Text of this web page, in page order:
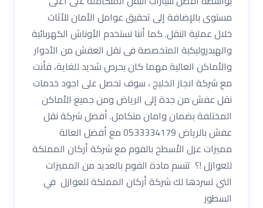
مستوى بالإضافة إلى تحقيق عوامل الأمان للأثاث
خلال عملية النقل. كما أننا نستخدم الأوناش الكهربائية
والهيدروليكية المتخصصة فى نقل العفش من الأدوار
والأماكن العالية مهما كان بحرص شديد للغاية، فأنت
مع شركة انجاز الخليج ، سوف تحصل على اجود خدمات
نقل عفش من جدة إلى الرياض ومن جميع الأماكن
المختلفة بضمان وامان متكامل. أفضل شركة نقل
عفش بالرياض 0533334179 مع أفضل العالة
مميزات عزل الاْسطح بالفوم مع شركة أركان المملكة
للعوازل !؟ تتسم مادة الفوم بالعديد من المميزات
التي تسردها لك شركة أركان المملكة للعوازل في
السطور